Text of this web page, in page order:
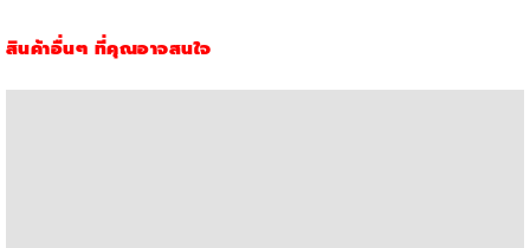
สินค้าอื่นๆ ที่คุณอาจสนใจ